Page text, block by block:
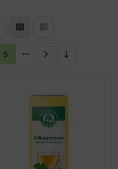
5